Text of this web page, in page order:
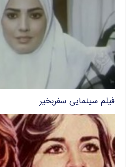
فیلم سینمایی سفربخیر